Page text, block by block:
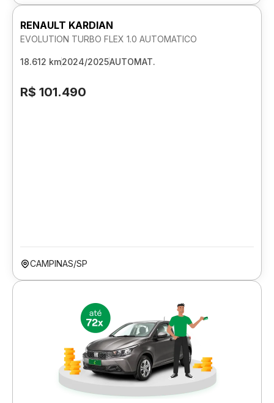
RENAULT KARDIAN
EVOLUTION TURBO FLEX 1.0 AUTOMATICO
18.612 km2024/2025AUTOMAT.
R$ 101.490
CAMPINAS/SP